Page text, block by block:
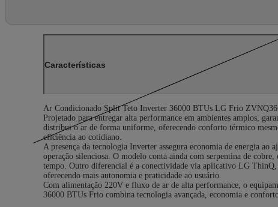
Características
Ar Condicionado Split Teto Inverter 36000 BTUs LG Frio
Projetado para entregar alta performance em ambientes amplos,
distribui o ar de forma uniforme, oferecendo conforto térmico
eficiência ao cotidiano.
A presença da tecnologia Inverter assegura economia de energia ao
operação silenciosa. O modelo conta ainda com serpentina de
tempo. Outro diferencial é a conectividade via aplicativo LG ThinQ,
oferecendo mais autonomia e praticidade ao usuário.
Com alimentação 220V e fluxo de ar de alta performance, o
36000 BTUs Frio combina tecnologia avançada, economia e